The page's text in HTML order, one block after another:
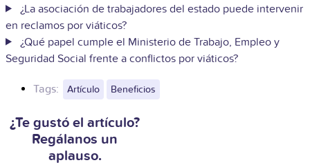
¿La asociación de trabajadores del estado puede intervenir
en reclamos por viáticos?
¿Qué papel cumple el Ministerio de Trabajo, Empleo y
Seguridad Social frente a conflictos por viáticos?
Tags: Artículo Beneficios
¿Te gustó el artículo?
Regálanos un
aplauso.